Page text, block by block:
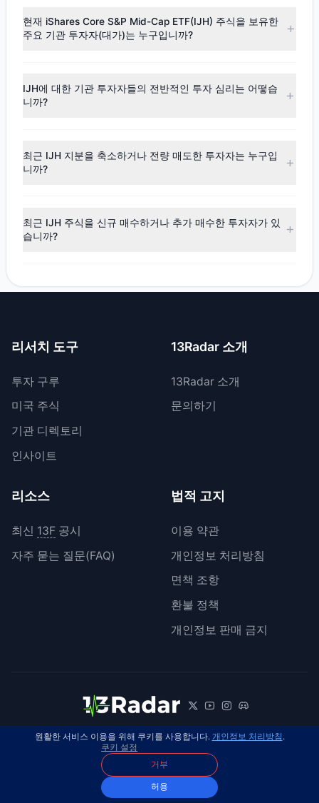
현재 iShares Core S&P Mid-Cap ETF(IJH) 주식을 보유한
주요 기관 투자자(대가)는 누구입니까?
Greenblatt
($716.66만),Ken Fisher ($593.77만) 등이 있습니
다. 최신 공시 데이터에 따르면, 총 9명의 투자 대가가 이 주식
IJH에 대한 기관 투자자들의 전반적인 투자 심리는 어떻습
니까?
(순매수) 로 나타났습니다. 해당 분기 동안 $1,558.82만의 자금
이 순유입되었으며, 7명의 투자 대가가 비중을 확대했고, 2명
최근 IJH 지분을 축소하거나 전량 매도한 투자자는 누구입
니까?
0명은 IJH 지분을 전량 매도했습니다. 총 매도 금액은 약
$27.64만입니다.
최근 IJH 주식을 신규 매수하거나 추가 매수한 투자자가 있
습니까?
했으며, 6명은 기존 보유량을 늘렸습니다. 총 매수 금액은 약
리서치 도구
투자 구루
미국 주식
기관 디렉토리
인사이트
13Radar 소개
13Radar 소개
문의하기
리소스
최신 13F공시
자주 묻는 질문(FAQ)
법적 고지
이용 약관
개인정보 처리방침
면책 조항
환불 정책
개인정보 판매 금지
© 2026 13Radar. 모든 권리 보유. 한국어
원활한 서비스 이용을 위해 쿠키를 사용합니다. 개인정보 처리방침 .
쿠키 설정
거부
허용